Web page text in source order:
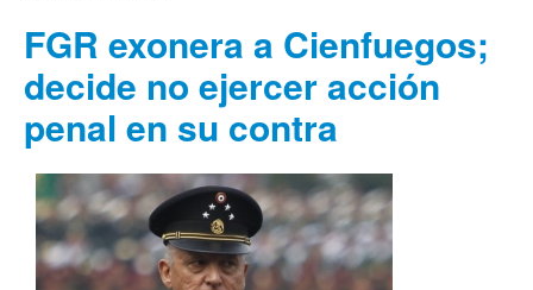
FGR exonera a Cienfuegos;
decide no ejercer acción
penal en su contra